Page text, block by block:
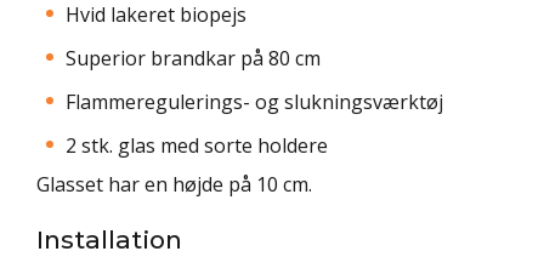
Hvid lakeret biopejs
Superior brandkar på 80 cm
Flammeregulerings- og slukningsværktøj
2 stk. glas med sorte holdere
Glasset har en højde på 10 cm.
Installation